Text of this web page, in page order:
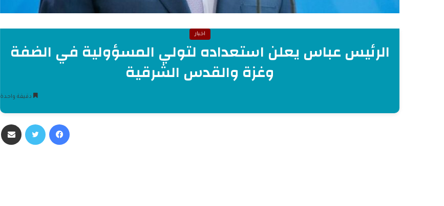
اخبار
الرئيس عباس يعلن استعداده لتولي المسؤولية في الضفة
وغزة والقدس الشرقية
دقيقة واحدة
فيسبوك تويتر